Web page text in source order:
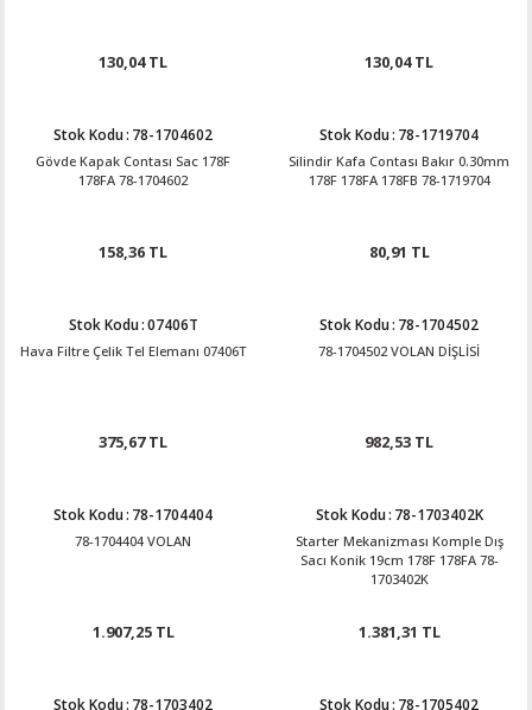
130,04 TL 130,04 TL
Stok Kodu: 78-1704602
Gövde Kapak Contası Sac 178F
178FA 78-1704602
158,36 TL
Stok Kodu: 78-1719704
Silindir Kafa Contası Bakır 0.30mm
178F 178FA 178FB 78-1719704
80,91 TL
Stok Kodu:07406T
Hava Filtre Çelik Tel Elemanı 07406T
375,67 TL
Stok Kodu: 78-1704502
78-1704502 VOLAN DİŞLİSİ
982,53 TL
Stok Kodu: 78-1704404
78-1704404 VOLAN
1.907,25 TL
Stok Kodu: 78-1703402K
Starter Mekanizması Komple Dış
Sacı Konik 19cm 178F 178FA 78-
1703402K
1.381,31 TL
Stok Kodu: 78-1703402 Stok Kodu: 78-1705402